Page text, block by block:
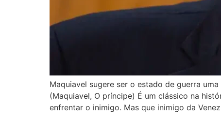
Maquiavel sugere ser o estado de guerra
(Maquiavel, O príncipe) É um clássico na
enfrentar o inimigo. Mas que inimigo da